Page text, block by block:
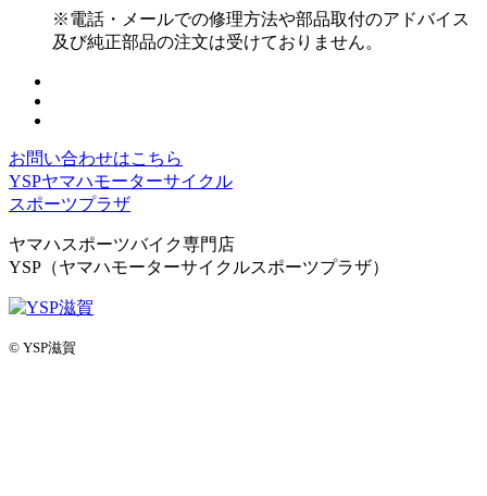
※電話・メールでの修理方法や部品取付のアドバイス
及び純正部品の注文は受けておりません。
お問い合わせはこちら
YSPヤマハモーターサイクル
スポーツプラザ
ヤマハスポーツバイク専門店
YSP（ヤマハモーターサイクルスポーツプラザ）
© YSP滋賀